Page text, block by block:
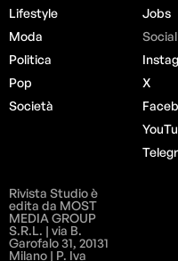
Lifestyle
Moda
Politica
Pop
Società
Jobs
Social
X
Rivista Studio è
edita da MOST
MEDIA GROUP
S.R.L. | via B.
Garofalo 31, 20131
Milano | P. Iva